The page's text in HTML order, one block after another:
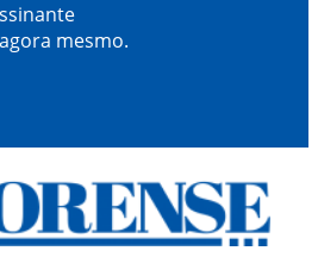
agora mesmo.